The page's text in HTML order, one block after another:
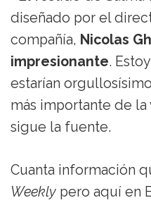
diseñado por el
compañía, Nicolas
impresionante.
estarían
más importante de
sigue la fuente.
Cuanta información
Weekly pero aquí en